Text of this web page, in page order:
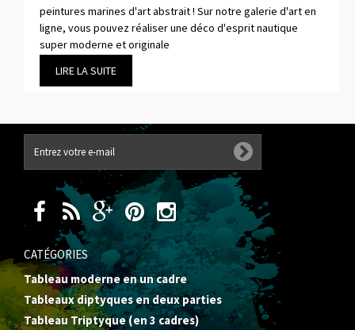
peintures marines d'art abstrait ! Sur notre galerie d'art en
ligne, vous pouvez réaliser une déco d'esprit nautique
super moderne et originale
LIRE LA SUITE
CATÉGORIES
Tableau moderne en un cadre
Tableaux diptyques en deux parties
Tableau Triptyque (en 3 cadres)